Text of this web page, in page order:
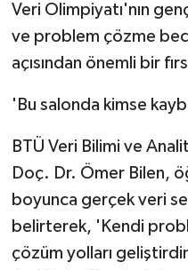
Veri Olimpiyatı'nın
ve problem çözme
açısından önemli bir
'Bu salonda kimse
BTÜ Veri Bilimi ve
Doç. Dr. Ömer Bilen,
boyunca gerçek veri
belirterek, 'Kendi
çözüm yolları